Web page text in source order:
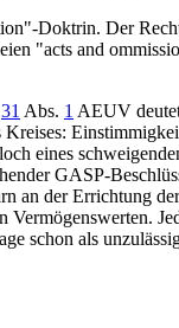
Doktrin. Der
"acts and
31 Abs. 1 AEUV
Kreises:
eines
GASP-
an der Errichtung
schon als